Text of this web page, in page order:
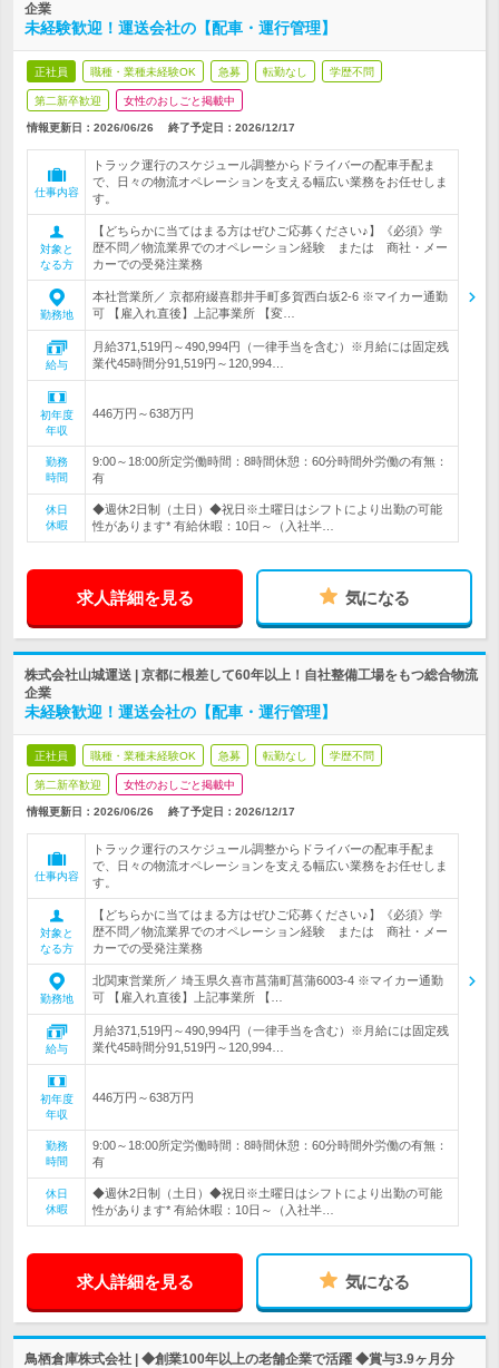
企業
未経験歓迎！運送会社の【配車・運行管理】
正社員 職種・業種未経験OK 急募 転勤なし 学歴不問
第二新卒歓迎 女性のおしごと掲載中
情報更新日：2026/06/26 終了予定日： 2026/12/17
仕事内容
トラック運行のスケジュール調整からドライバーの配車手配ま
で、日々の物流オペレーションを支える幅広い業務をお任せしま
す。
対象と
なる方
【どちらかに当てはまる方はぜひご応募ください♪】《必須》学
歴不問／物流業界でのオペレーション経験 または 商社・メー
カーでの受発注業務
勤務地
本社営業所／ 京都府綴喜郡井手町多賀西白坂2-6 ※マイカー通勤
可 【雇入れ直後】上記事業所 【変…
給与
月給371,519円～490,994円（一律手当を含む）※月給には固定残
業代45時間分91,519円～120,994…
初年度
年収
446万円～638万円
勤務
時間
9:00～18:00所定労働時間：8時間休憩：60分時間外労働の有無：
有
休日
休暇
◆週休2日制（土日）◆祝日※土曜日はシフトにより出勤の可能
性があります* 有給休暇：10日～（入社半…
求人詳細を見る 気になる
株式会社山城運送 | 京都に根差して60年以上！自社整備工場をもつ総合物流
企業
未経験歓迎！運送会社の【配車・運行管理】
正社員 職種・業種未経験OK 急募 転勤なし 学歴不問
第二新卒歓迎 女性のおしごと掲載中
情報更新日：2026/06/26 終了予定日： 2026/12/17
仕事内容
トラック運行のスケジュール調整からドライバーの配車手配ま
で、日々の物流オペレーションを支える幅広い業務をお任せしま
す。
対象と
なる方
【どちらかに当てはまる方はぜひご応募ください♪】《必須》学
歴不問／物流業界でのオペレーション経験 または 商社・メー
カーでの受発注業務
勤務地
北関東営業所／ 埼玉県久喜市菖蒲町菖蒲6003-4 ※マイカー通勤
可 【雇入れ直後】上記事業所 【…
給与
月給371,519円～490,994円（一律手当を含む）※月給には固定残
業代45時間分91,519円～120,994…
初年度
年収
446万円～638万円
勤務
時間
9:00～18:00所定労働時間：8時間休憩：60分時間外労働の有無：
有
休日
休暇
◆週休2日制（土日）◆祝日※土曜日はシフトにより出勤の可能
性があります* 有給休暇：10日～（入社半…
求人詳細を見る 気になる
鳥栖倉庫株式会社 | ◆創業100年以上の老舗企業で活躍 ◆賞与3.9ヶ月分